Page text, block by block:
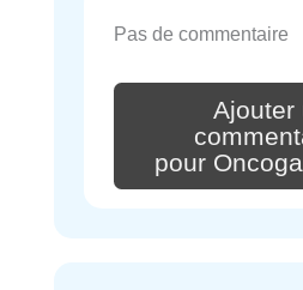
Pas de commentaire
Ajouter
pour